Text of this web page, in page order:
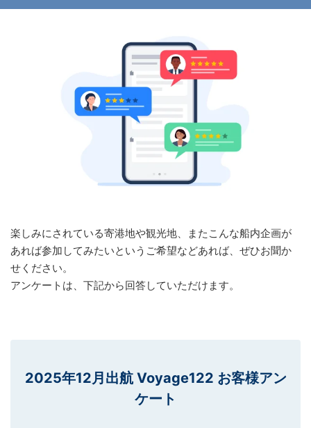
楽しみにされている寄港地や観光地、またこんな船内企画が
あれば参加してみたいというご希望などあれば、ぜひお聞か
せください。
アンケートは、下記から回答していただけます。
2025年12月出航 Voyage122 お客様アン
ケート